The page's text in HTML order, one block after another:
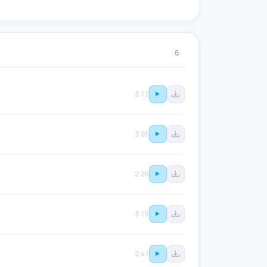
6
3:12
3:05
2:26
3:16
2:41